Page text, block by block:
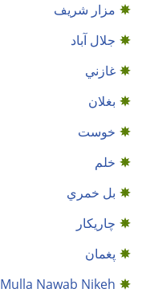
مزار شريف
جلال آباد
غازني
بغلان
خوست
خلم
بل خمري
چاریکار
پغمان
Mulla Nawab Nikeh